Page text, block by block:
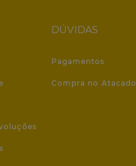
DÚVIDAS
Pagamentos
Compra no Atacado